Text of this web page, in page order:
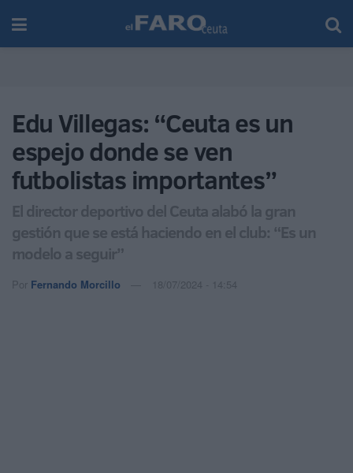
Edu Villegas: “Ceuta es un
espejo donde se ven
futbolistas importantes”
El director deportivo del Ceuta alabó la gran
gestión que se está haciendo en el club: “Es un
modelo a seguir”
Por Fernando Morcillo 18/07/2024 - 14:54